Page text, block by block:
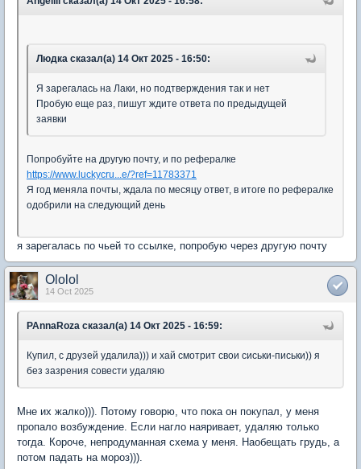
Людка сказал(а) 14 Окт 2025 - 16:50:
Я зарегалась на Лаки, но подтверждения так и нет
Пробую еще раз, пишут ждите ответа по предыдущей
заявки
Попробуйте на другую почту, и по рефералке
https://www.luckycru...e/?ref=11783371
Я год меняла почты, ждала по месяцу ответ, в итоге по рефералке
одобрили на следующий день
я зарегалась по чьей то ссылке, попробую через другую почту
Ololol
14 Oct 2025
PAnnaRoza сказал(а) 14 Окт 2025 - 16:59:
Купил, с друзей удалила))) и хай смотрит свои сиськи-письки)) я
без зазрения совести удаляю
Мне их жалко))). Потому говорю, что пока он покупал, у меня
пропало возбуждение. Если нагло наяривает, удаляю только
тогда. Короче, непродуманная схема у меня. Наобещать грудь, а
потом падать на мороз))).